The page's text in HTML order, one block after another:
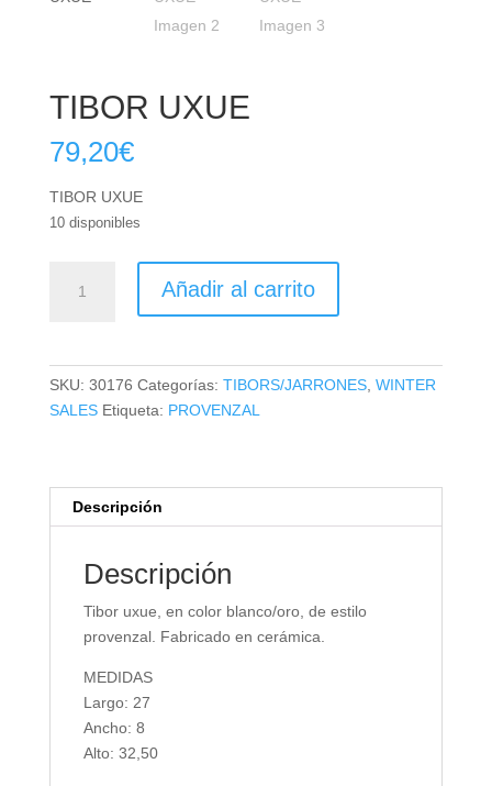
TIBOR UXUE
79,20€
TIBOR UXUE
10 disponibles
UXUE
Añadir al carrito
SKU: 30176 Categorías: TIBORS/JARRONES, WINTER
SALES Etiqueta: PROVENZAL
Descripción
Descripción
Tibor uxue, en color blanco/oro, de estilo
provenzal. Fabricado en cerámica.
MEDIDAS
Largo: 27
Ancho: 8
Alto: 32,50